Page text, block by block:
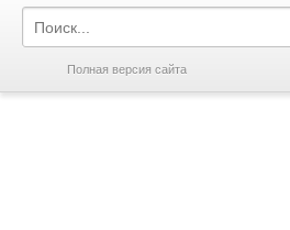
Полная версия сайта